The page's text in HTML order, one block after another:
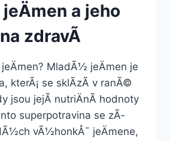
a jeho
na zdravÃ­
MladÃ½ jeÄmen je
kterÃ¡ se sklÃ­zÃ­ v ranÃ©
jsou jejÃ­ nutriÄnÃ­ hodnoty
superpotravina se zÃ­
vÃ½honkÅ¯ jeÄmene,